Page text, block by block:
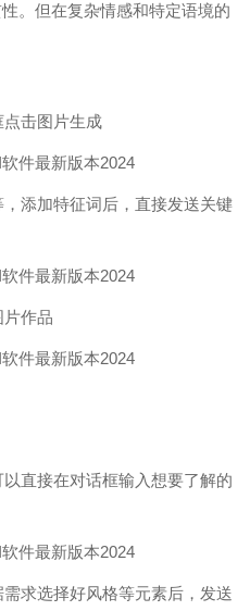
。但在复杂情感和特定语境的
击图片生成
添加特征词后，直接发送关键
作品
直接在对话框输入想要了解的
求选择好风格等元素后，发送